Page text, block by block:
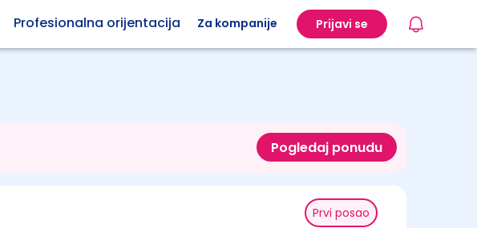
Profesionalna orijentacija Za kompanije Prijavi se
Pogledaj ponudu
Prvi posao